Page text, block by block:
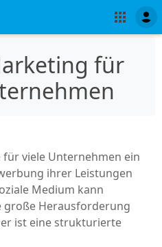
für
viele Unternehmen ein
ihrer Leistungen
Medium kann
große Herausforderung
ist eine strukturierte